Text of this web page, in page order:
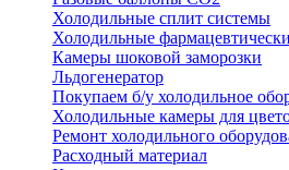
Холодильные cплит системы
Холодильные
Камеры шоковой заморозки
Льдогенератор
Покупаем б/у холодильное
Холодильные камеры для
Ремонт холодильного
Расходный материал